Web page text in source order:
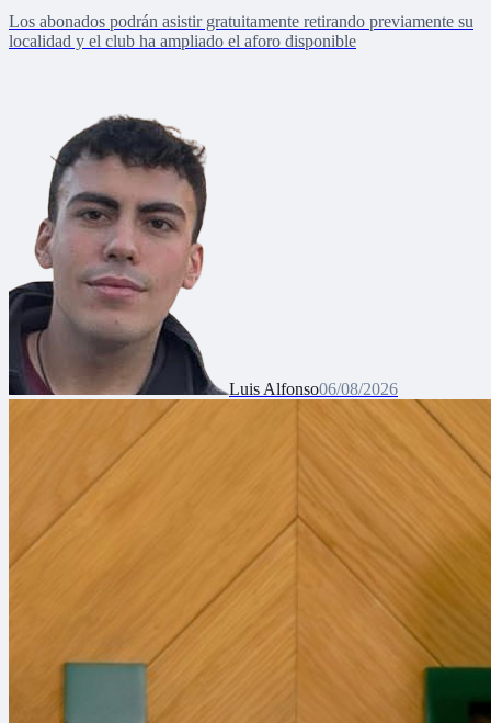
Los abonados podrán asistir gratuitamente retirando previamente su
localidad y el club ha ampliado el aforo disponible
Luis Alfonso06/08/2026